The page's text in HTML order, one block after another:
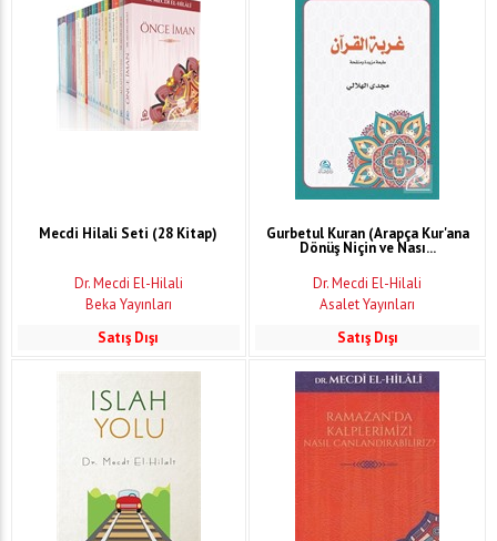
Mecdi Hilali Seti (28 Kitap)
Dr. Mecdi El-Hilali
Beka Yayınları
Satış Dışı
Gurbetul Kuran (Arapça Kur'ana
Dönüş Niçin ve Nası...
Dr. Mecdi El-Hilali
Asalet Yayınları
Satış Dışı